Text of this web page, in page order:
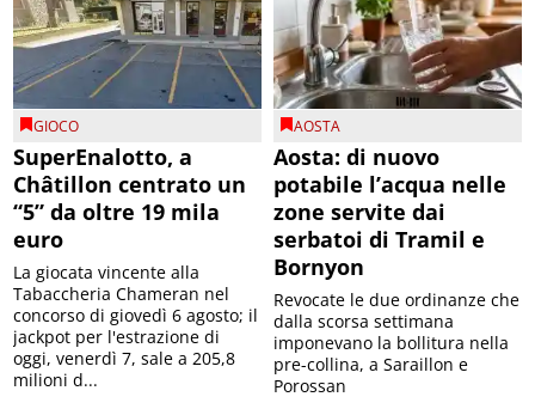
GIOCO
SuperEnalotto, a
Châtillon centrato un
“5” da oltre 19 mila
euro
La giocata vincente alla
Tabaccheria Chameran nel
concorso di giovedì 6 agosto; il
jackpot per l'estrazione di
oggi, venerdì 7, sale a 205,8
milioni d...
AOSTA
Aosta: di nuovo
potabile l’acqua nelle
zone servite dai
serbatoi di Tramil e
Bornyon
Revocate le due ordinanze che
dalla scorsa settimana
imponevano la bollitura nella
pre-collina, a Saraillon e
Porossan